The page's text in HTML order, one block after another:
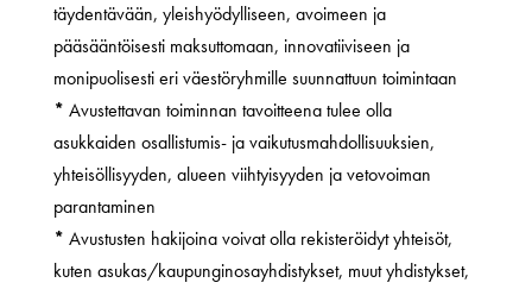
täydentävään, yleishyödylliseen, avoimeen ja
pääsääntöisesti maksuttomaan, innovatiiviseen ja
monipuolisesti eri väestöryhmille suunnattuun toimintaan
* Avustettavan toiminnan tavoitteena tulee olla
asukkaiden osallistumis- ja vaikutusmahdollisuuksien,
yhteisöllisyyden, alueen viihtyisyyden ja vetovoiman
parantaminen
* Avustusten hakijoina voivat olla rekisteröidyt yhteisöt,
kuten asukas/kaupunginosayhdistykset, muut yhdistykset,